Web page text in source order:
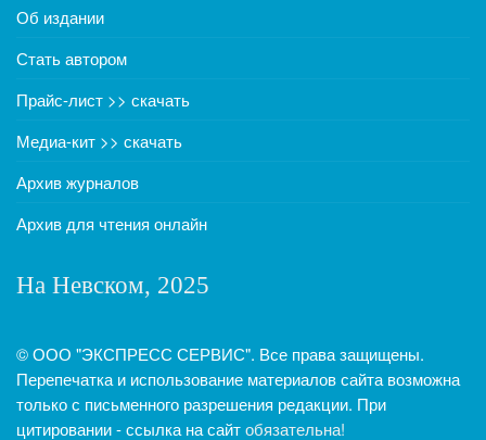
Об издании
Стать автором
Прайс-лист >> скачать
Медиа-кит >> скачать
Архив журналов
Архив для чтения онлайн
На Невском, 2025
© ООО "ЭКСПРЕСС СЕРВИС". Все права защищены.
Перепечатка и использование материалов сайта возможна
только с письменного разрешения редакции. При
цитировании - ссылка на сайтобязательна!